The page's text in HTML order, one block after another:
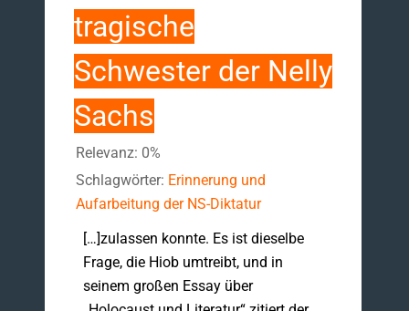
tragische
Schwester der Nelly
Sachs
Relevanz: 0%
Schlagwörter: Erinnerung und
Aufarbeitung der NS-Diktatur
[…]zulassen konnte. Es ist dieselbe
Frage, die Hiob umtreibt, und in
seinem großen Essay über